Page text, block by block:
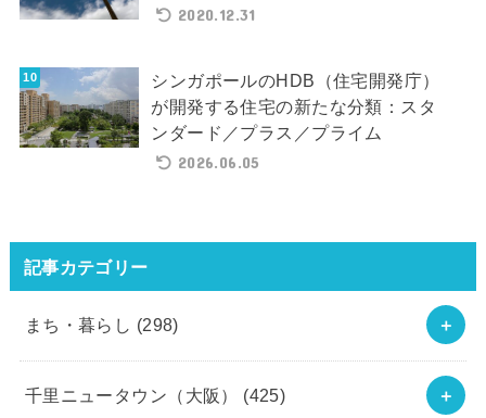
2020.12.31
シンガポールのHDB（住宅開発庁）
が開発する住宅の新たな分類：スタ
ンダード／プラス／プライム
2026.06.05
記事カテゴリー
まち・暮らし (298)
千里ニュータウン（大阪） (425)